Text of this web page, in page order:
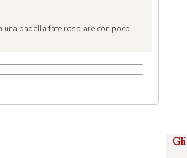
una padella fate rosolare con poco